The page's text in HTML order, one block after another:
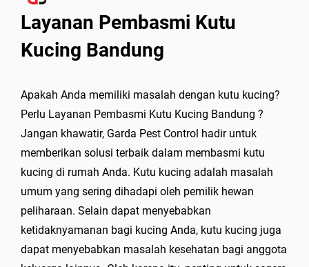
Layanan Pembasmi Kutu
Kucing Bandung
Apakah Anda memiliki masalah dengan kutu kucing?
Perlu Layanan Pembasmi Kutu Kucing Bandung ?
Jangan khawatir, Garda Pest Control hadir untuk
memberikan solusi terbaik dalam membasmi kutu
kucing di rumah Anda. Kutu kucing adalah masalah
umum yang sering dihadapi oleh pemilik hewan
peliharaan. Selain dapat menyebabkan
ketidaknyamanan bagi kucing Anda, kutu kucing juga
dapat menyebabkan masalah kesehatan bagi anggota